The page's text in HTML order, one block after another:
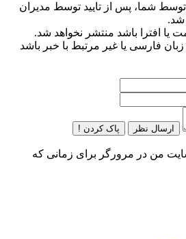
شما، پس از تایید توسط مدیران
شد.
یا افترا باشد منتشر نخواهد شد.
فارسی یا غیر مرتبط با خبر باشد
ارسال نظر پاک کردن !
من در مرورگر برای زمانی که